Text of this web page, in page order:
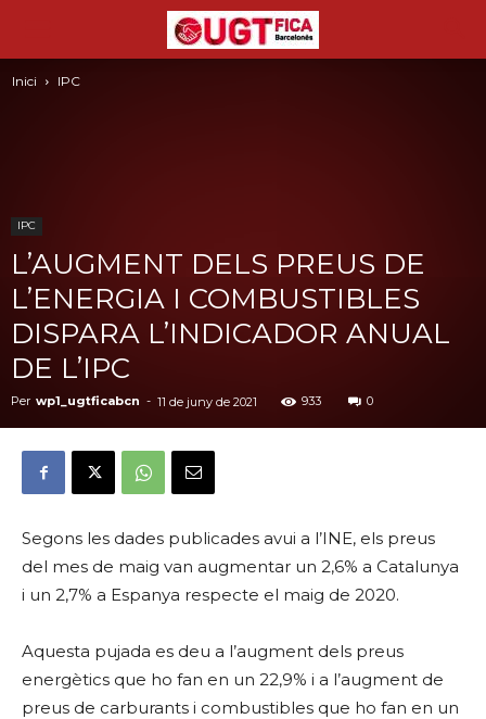
Inici IPC
IPC
L’AUGMENT DELS PREUS DE
L’ENERGIA I COMBUSTIBLES
DISPARA L’INDICADOR ANUAL
DE L’IPC
Per wp1_ugtficabcn - 11 de juny de 2021 933 0
Segons les dades publicades avui a l’INE, els preus
del mes de maig van augmentar un 2,6% a Catalunya
i un 2,7% a Espanya respecte el maig de 2020.
Aquesta pujada es deu a l’augment dels preus
energètics que ho fan en un 22,9% i a l’augment de
preus de carburants i combustibles que ho fan en un